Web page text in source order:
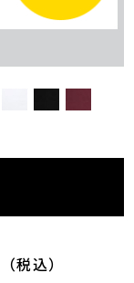
（税込）